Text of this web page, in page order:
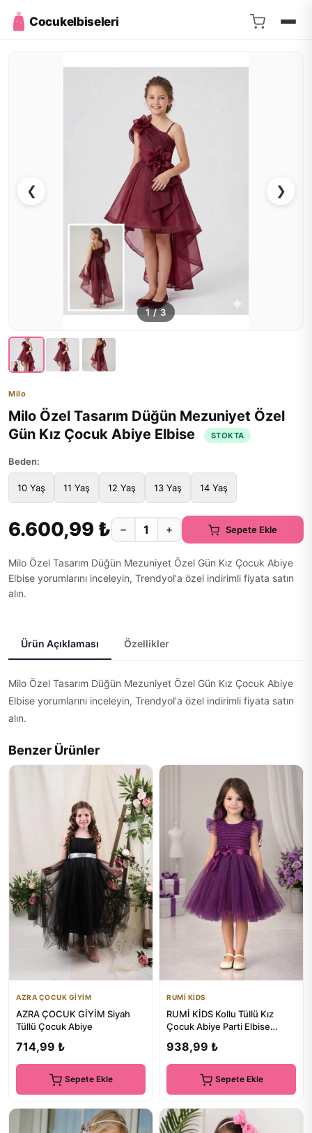
Cocukelbiseleri
❮ ❯
1/3
Milo
Milo Özel Tasarım Düğün Mezuniyet Özel
Gün Kız Çocuk Abiye Elbise
STOKTA
Beden:
10 Yaş 11 Yaş 12 Yaş 13 Yaş 14 Yaş
6.600,99 ₺ − + Sepete Ekle
Milo Özel Tasarım Düğün Mezuniyet Özel Gün Kız Çocuk Abiye
Elbise yorumlarını inceleyin, Trendyol'a özel indirimli fiyata satın
alın.
Ürün Açıklaması Özellikler
Milo Özel Tasarım Düğün Mezuniyet Özel Gün Kız Çocuk Abiye
Elbise yorumlarını inceleyin, Trendyol'a özel indirimli fiyata satın
alın.
Benzer Ürünler
AZRA ÇOCUK GİYİM
AZRA ÇOCUK GİYİM Siyah
Tüllü Çocuk Abiye
714,99 ₺
Sepete Ekle
RUMİ KİDS
RUMİ KİDS Kollu Tüllü Kız
Çocuk Abiye Parti Elbise
938,99 ₺
Sepete Ekle